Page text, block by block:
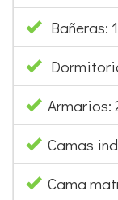
Bañeras: 1
Armarios:
Camas
Cama